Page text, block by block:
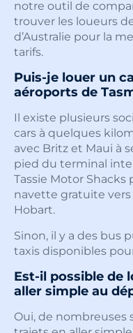
notre outil de
trouver les loueurs
d’Australie pour la
tarifs.
Puis-je louer un
aéroports de
Il existe plusieurs
cars à quelques
avec Britz et Maui à
pied du terminal
Tassie Motor
navette gratuite vers
Hobart.
Sinon, il y a des bus
taxis disponibles
Est-il possible de
aller simple au
Oui, de